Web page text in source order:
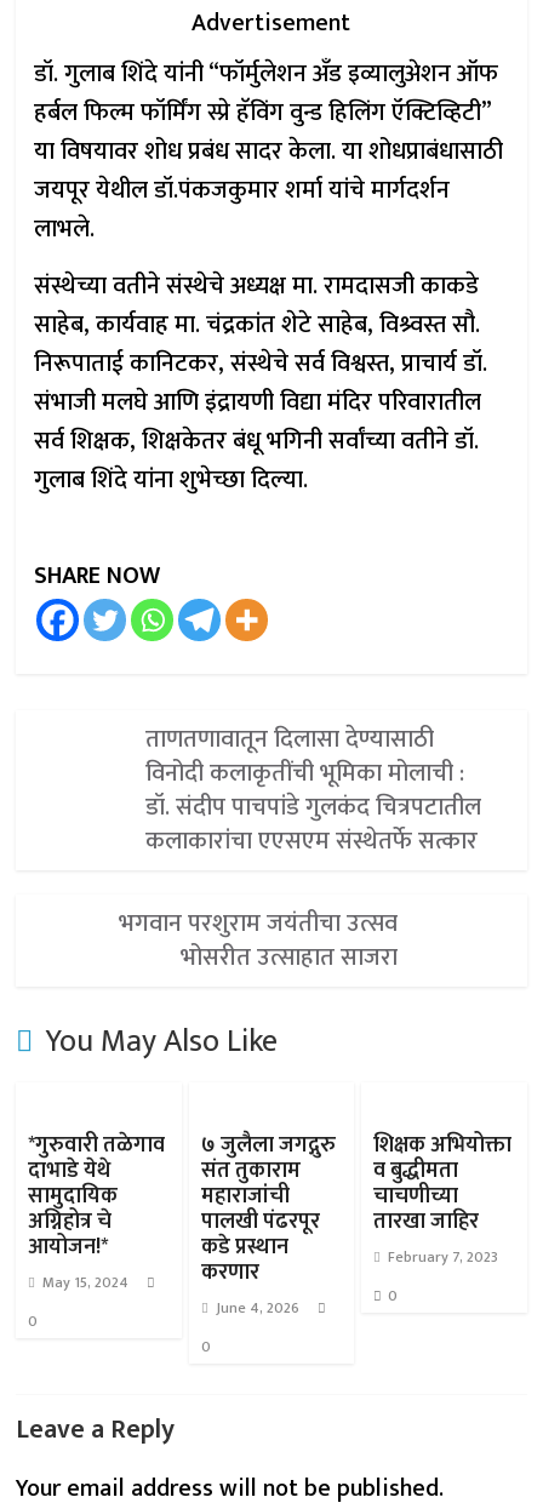
Advertisement
डॉ. गुलाब शिंदे यांनी “फॉर्मुलेशन अँड इव्यालुअेशन ऑफ
हर्बल फिल्म फॉर्मिंग स्प्रे हॅविंग वुन्ड हिलिंग ऍक्टिव्हिटी”
या विषयावर शोध प्रबंध सादर केला. या शोधप्राबंधासाठी
जयपूर येथील डॉ.पंकजकुमार शर्मा यांचे मार्गदर्शन
लाभले.
संस्थेच्या वतीने संस्थेचे अध्यक्ष मा. रामदासजी काकडे
साहेब, कार्यवाह मा. चंद्रकांत शेटे साहेब, विश्र्वस्त सौ.
निरूपाताई कानिटकर, संस्थेचे सर्व विश्वस्त, प्राचार्य डॉ.
संभाजी मलघे आणि इंद्रायणी विद्या मंदिर परिवारातील
सर्व शिक्षक, शिक्षकेतर बंधू भगिनी सर्वांच्या वतीने डॉ.
गुलाब शिंदे यांना शुभेच्छा दिल्या.
SHARE NOW
ताणतणावातून दिलासा देण्यासाठी
विनोदी कलाकृतींची भूमिका मोलाची :
डॉ. संदीप पाचपांडे गुलकंद चित्रपटातील
कलाकारांचा एएसएम संस्थेतर्फे सत्कार
भगवान परशुराम जयंतीचा उत्सव
भोसरीत उत्साहात साजरा
You May Also Like
*गुरुवारी तळेगाव
दाभाडे येथे
सामुदायिक
अग्निहोत्र चे
आयोजन!*
May 15, 2024
0
७ जुलैला जगद्गुरु
संत तुकाराम
महाराजांची
पालखी पंढरपूर
कडे प्रस्थान
करणार
June 4, 2026
0
शिक्षक अभियोक्ता
व बुद्धीमता
चाचणीच्या
तारखा जाहिर
February 7, 2023
0
Leave a Reply
Your email address will not be published.